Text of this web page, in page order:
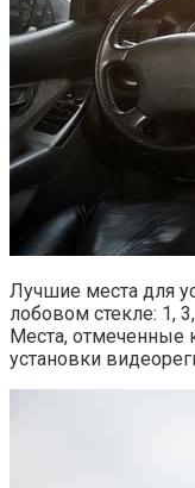
Лучшие места для
лобовом стекле: 1,
Места,
установки